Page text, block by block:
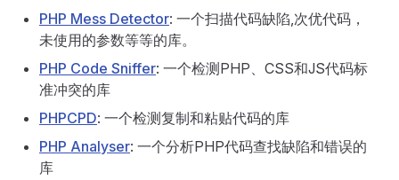
PHP Mess Detector: 一个扫描代码缺陷,次优代码，
未使用的参数等等的库。
PHP Code Sniffer: 一个检测PHP、CSS和JS代码标
准冲突的库
PHPCPD: 一个检测复制和粘贴代码的库
PHP Analyser: 一个分析PHP代码查找缺陷和错误的
库